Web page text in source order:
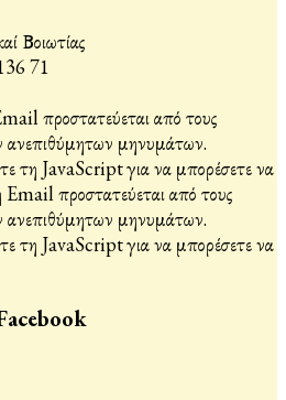
Βοιωτίας
71
προστατεύεται από τους
ανεπιθύμητων μηνυμάτων.
τη JavaScript για να μπορέσετε να
Email προστατεύεται από τους
ανεπιθύμητων μηνυμάτων.
τη JavaScript για να μπορέσετε να